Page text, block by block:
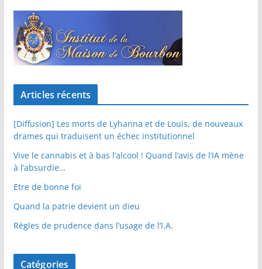
Articles récents
[Diffusion] Les morts de Lyhanna et de Louis, de nouveaux
drames qui traduisent un échec institutionnel
Vive le cannabis et à bas l’alcool ! Quand l’avis de l’IA mène
à l’absurdie…
Etre de bonne foi
Quand la patrie devient un dieu
Règles de prudence dans l’usage de l’I.A.
Catégories